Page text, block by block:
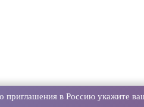
приглашения в Россию укажите